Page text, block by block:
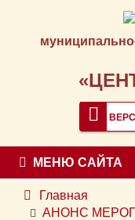
МЕНЮ САЙТА
Главная
АНОНС